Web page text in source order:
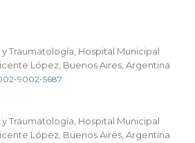
Traumatología, Hospital Municipal
López, Buenos Aires, Argentina
9002-5687
Traumatología, Hospital Municipal
López, Buenos Aires, Argentina